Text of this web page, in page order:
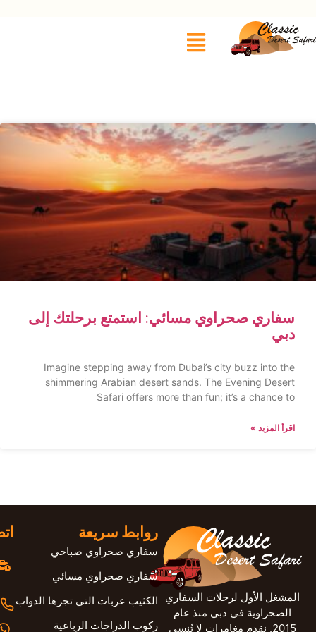
سفاري صحراوي مسائي: استمتع برحلتك إلى
دبي
Imagine stepping away from Dubai’s city buzz into the
shimmering Arabian desert sands. The Evening Desert
Safari offers more than fun; it’s a chance to
اقرأ المزيد »
المشغل الأول لرحلات السفاري
الصحراوية في دبي منذ عام
2015. نقدم مغامرات لا تُنسى
روابط سريعة
سفاري صحراوي صباحي
سفاري صحراوي مسائي
الكثيب عربات التي تجرها الدواب
ركوب الدراجات الرباعية